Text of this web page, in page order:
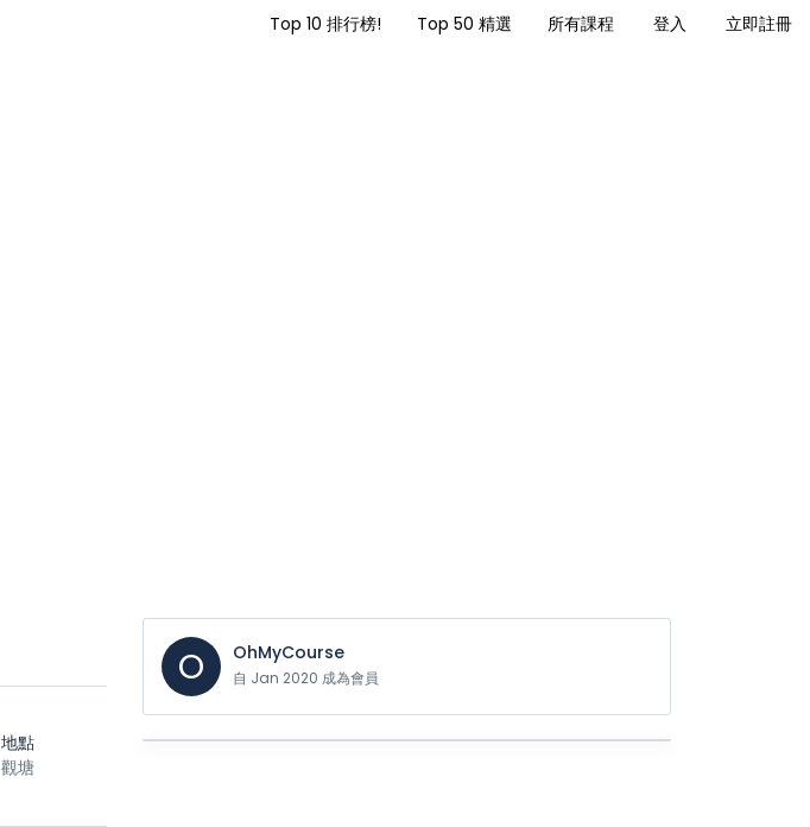
Top 10 排行榜! Top 50 精選 所有課程 登入 立即註冊
地點
觀塘
O OhMyCourse
自 Jan 2020 成為會員